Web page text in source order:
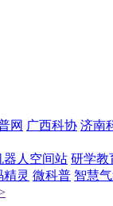
网 广西科协 济南
器人空间站 研学教
精灵 微科普 智慧